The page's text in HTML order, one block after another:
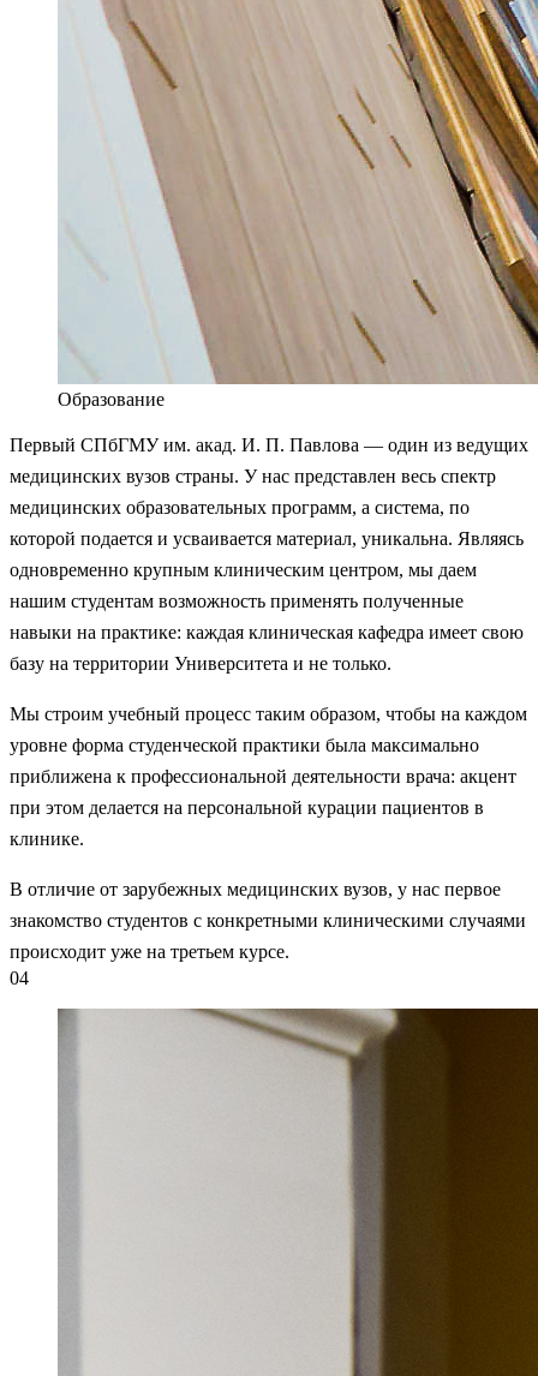
Образование
Первый СПбГМУ им. акад. И. П. Павлова — один из ведущих
медицинских вузов страны. У нас представлен весь спектр
медицинских образовательных программ, а система, по
которой подается и усваивается материал, уникальна. Являясь
одновременно крупным клиническим центром, мы даем
нашим студентам возможность применять полученные
навыки на практике: каждая клиническая кафедра имеет свою
базу на территории Университета и не только.
Мы строим учебный процесс таким образом, чтобы на каждом
уровне форма студенческой практики была максимально
приближена к профессиональной деятельности врача: акцент
при этом делается на персональной курации пациентов в
клинике.
В отличие от зарубежных медицинских вузов, у нас первое
знакомство студентов с конкретными клиническими случаями
происходит уже на третьем курсе.
04